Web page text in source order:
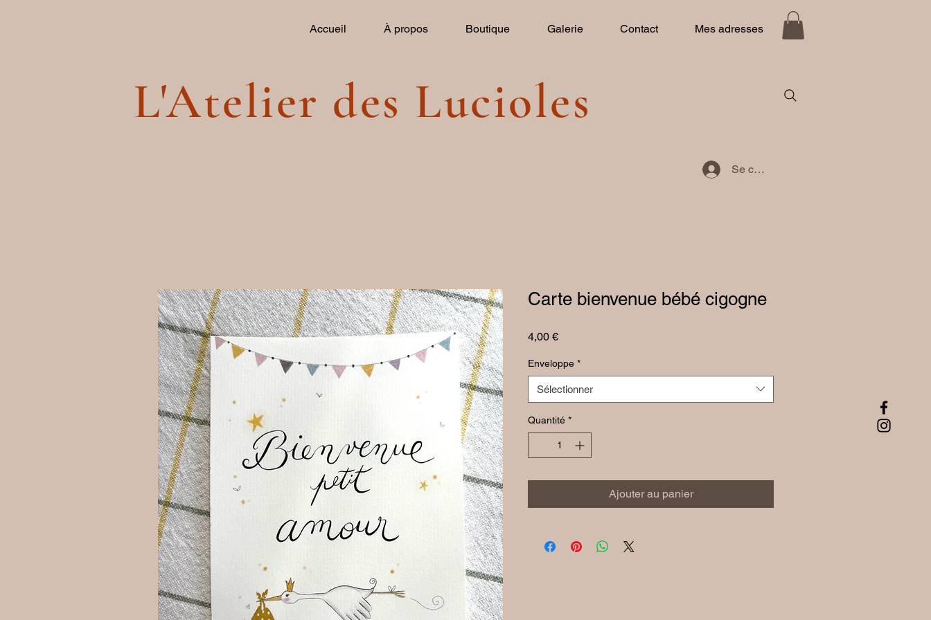
Accueil À propos Boutique Galerie Contact Mes adresses
L'Atelier des Lucioles
Se connecter
Carte bienvenue bébé cigogne
4,00 €Prix
Enveloppe *
Sélectionner
Quantité *
Ajouter au panier